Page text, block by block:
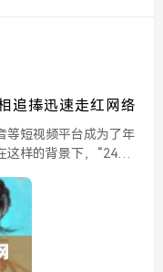
追捧迅速走红网络
等短视频平台成为了年
样的背景下，“24小
变了个人网红的...